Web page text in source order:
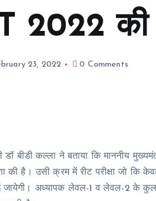
2022 की
23, 2022 0 Comments
डॉ बीडी कल्ला ने बताया कि माननीय
की है। उसी क्रम में रीट परीक्षा जो कि
जायेगी। अध्यापक लेवल-1 व लेवल-2 के